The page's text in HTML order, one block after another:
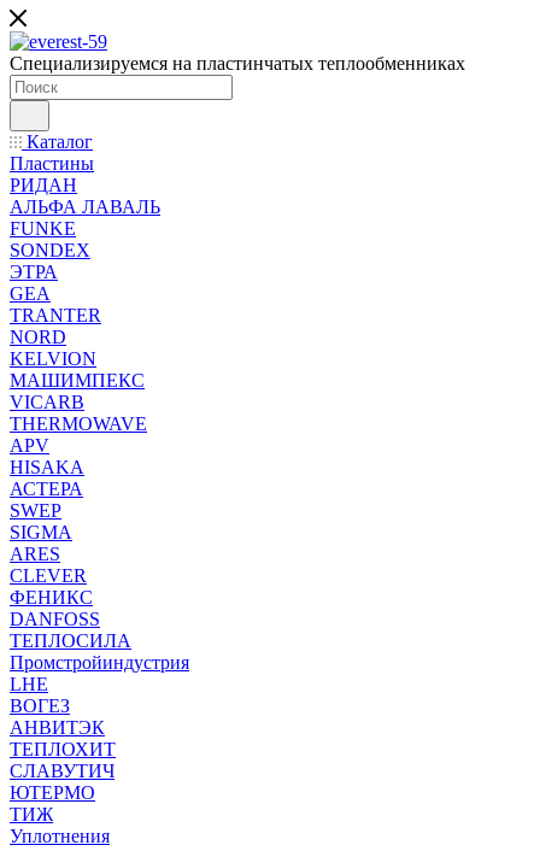
Специализируемся на пластинчатых теплообменниках
Каталог
Пластины
РИДАН
АЛЬФА ЛАВАЛЬ
FUNKE
SONDEX
ЭТРА
GEA
TRANTER
NORD
KELVION
МАШИМПЕКС
VICARB
THERMOWAVE
APV
HISAKA
АСТЕРА
SWEP
SIGMA
ARES
CLEVER
ФЕНИКС
DANFOSS
ТЕПЛОСИЛА
Промстройиндустрия
LHE
ВОГЕЗ
АНВИТЭК
ТЕПЛОХИТ
СЛАВУТИЧ
ЮТЕРМО
ТИЖ
Уплотнения